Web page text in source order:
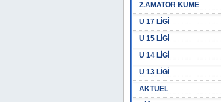
2.AMATÖR KÜME
U 17 LİGİ
U 15 LİGİ
U 14 LİGİ
U 13 LİGİ
AKTÜEL